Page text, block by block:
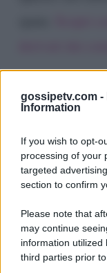
gossipetv.com -
Information
If you wish to opt-
processing of your
targeted
section to confirm
Please note that
may continue
information
third parties prior
Gossip e TV è
viale Luigi
P.Iva